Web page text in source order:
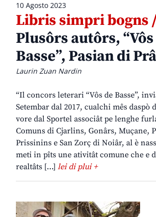
10 Agosto 2023
Libris simpri bogns
Plusôrs autôrs,
Basse”, Pasian di
Laurin Zuan Nardin
“Il concors leterari “Vôs de Basse”,
Setembar dal 2017, cualchi mês daspò
vore dal Sportel associât pe lenghe
Comuns di Cjarlins, Gonârs, Muçane,
Prissinins e San Zorç di Noiâr, al è
meti in pîts une ativitât comune che e
realtâts […] lei di plui +